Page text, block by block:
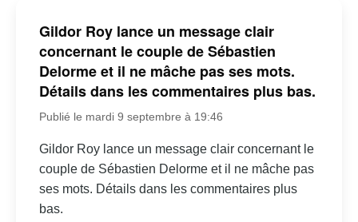
Gildor Roy lance un message clair
concernant le couple de Sébastien
Delorme et il ne mâche pas ses mots.
Détails dans les commentaires plus bas.
Publié le mardi 9 septembre à 19:46
Gildor Roy lance un message clair concernant le
couple de Sébastien Delorme et il ne mâche pas
ses mots. Détails dans les commentaires plus
bas.